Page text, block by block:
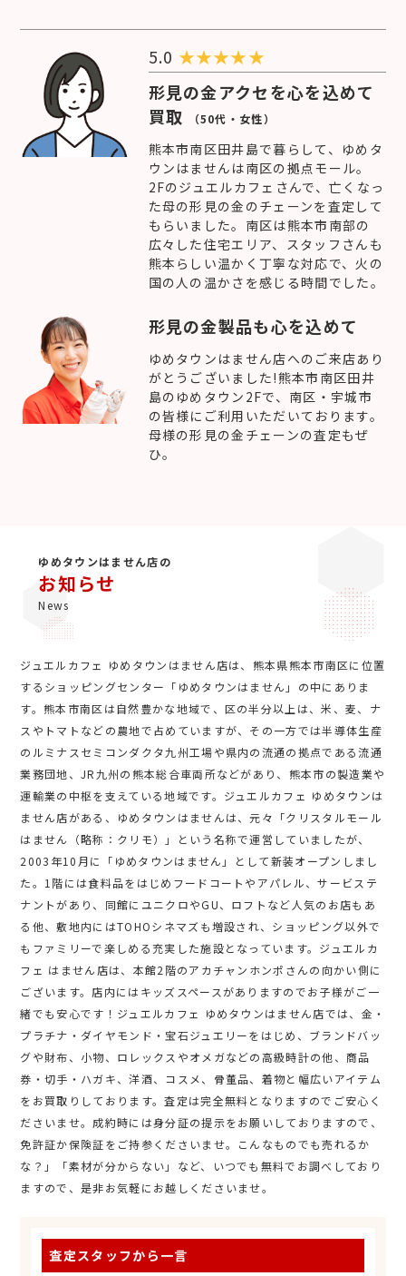
5.0 ★★★★★
形見の金アクセを心を込めて
買取
（50代・女性）
熊本市南区田井島で暮らして、ゆめタ
ウンはませんは南区の拠点モール。
2Fのジュエルカフェさんで、亡くなっ
た母の形見の金のチェーンを査定して
もらいました。南区は熊本市南部の
広々した住宅エリア、スタッフさんも
熊本らしい温かく丁寧な対応で、火の
国の人の温かさを感じる時間でした。
形見の金製品も心を込めて
ゆめタウンはません店へのご来店あり
がとうございました!熊本市南区田井
島のゆめタウン2Fで、南区・宇城市
の皆様にご利用いただいております。
母様の形見の金チェーンの査定もぜ
ひ。
ゆめタウンはません店の
お知らせ
News
ジュエルカフェ ゆめタウンはません店は、熊本県熊本市南区に位置
するショッピングセンター「ゆめタウンはません」の中にありま
す。熊本市南区は自然豊かな地域で、区の半分以上は、米、麦、ナ
スやトマトなどの農地で占めていますが、その一方では半導体生産
のルミナスセミコンダクタ九州工場や県内の流通の拠点である流通
業務団地、JR九州の熊本総合車両所などがあり、熊本市の製造業や
運輸業の中枢を支えている地域です。ジュエルカフェ ゆめタウンは
ません店がある、ゆめタウンはませんは、元々「クリスタルモール
はません（略称：クリモ）」という名称で運営していましたが、
2003年10月に「ゆめタウンはません」として新装オープンしまし
た。1階には食料品をはじめフードコートやアパレル、サービステ
ナントがあり、同館にユニクロやGU、ロフトなど人気のお店もあ
る他、敷地内にはTOHOシネマズも増設され、ショッピング以外で
もファミリーで楽しめる充実した施設となっています。ジュエルカ
フェ はません店は、本館2階のアカチャンホンポさんの向かい側に
ございます。店内にはキッズスペースがありますのでお子様がご一
緒でも安心です！ジュエルカフェ ゆめタウンはません店では、金・
プラチナ・ダイヤモンド・宝石ジュエリーをはじめ、ブランドバッ
グや財布、小物、ロレックスやオメガなどの高級時計の他、商品
券・切手・ハガキ、洋酒、コスメ、骨董品、着物と幅広いアイテム
をお買取りしております。査定は完全無料となりますのでご安心く
ださいませ。成約時には身分証の提示をお願いしておりますので、
免許証か保険証をご持参くださいませ。こんなものでも売れるか
な？」「素材が分からない」など、いつでも無料でお調べしており
ますので、是非お気軽にお越しくださいませ。
査定スタッフから一言